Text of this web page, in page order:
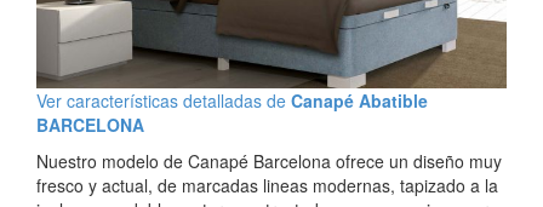
Ver características detalladas de Canapé Abatible
BARCELONA
Nuestro modelo de Canapé Barcelona ofrece un diseño muy
fresco y actual, de marcadas lineas modernas, tapizado a la